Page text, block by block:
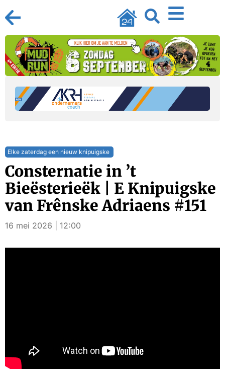
Elke zaterdag een nieuw knipuigske
Consternatie in ’t
Bieësterieëk | E Knipuigske
van Frênske Adriaens #151
16 mei 2026 | 12:00